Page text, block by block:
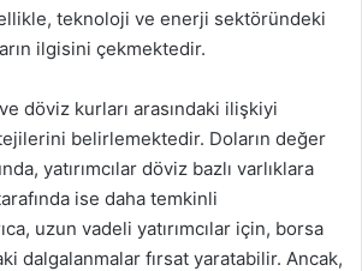
teknoloji ve enerji sektöründeki
ilgisini çekmektedir.
ve döviz kurları arasındaki ilişkiyi
belirlemektedir. Doların değer
yatırımcılar döviz bazlı varlıklara
ise daha temkinli
uzun vadeli yatırımcılar için, borsa
dalgalanmalar fırsat yaratabilir. Ancak,